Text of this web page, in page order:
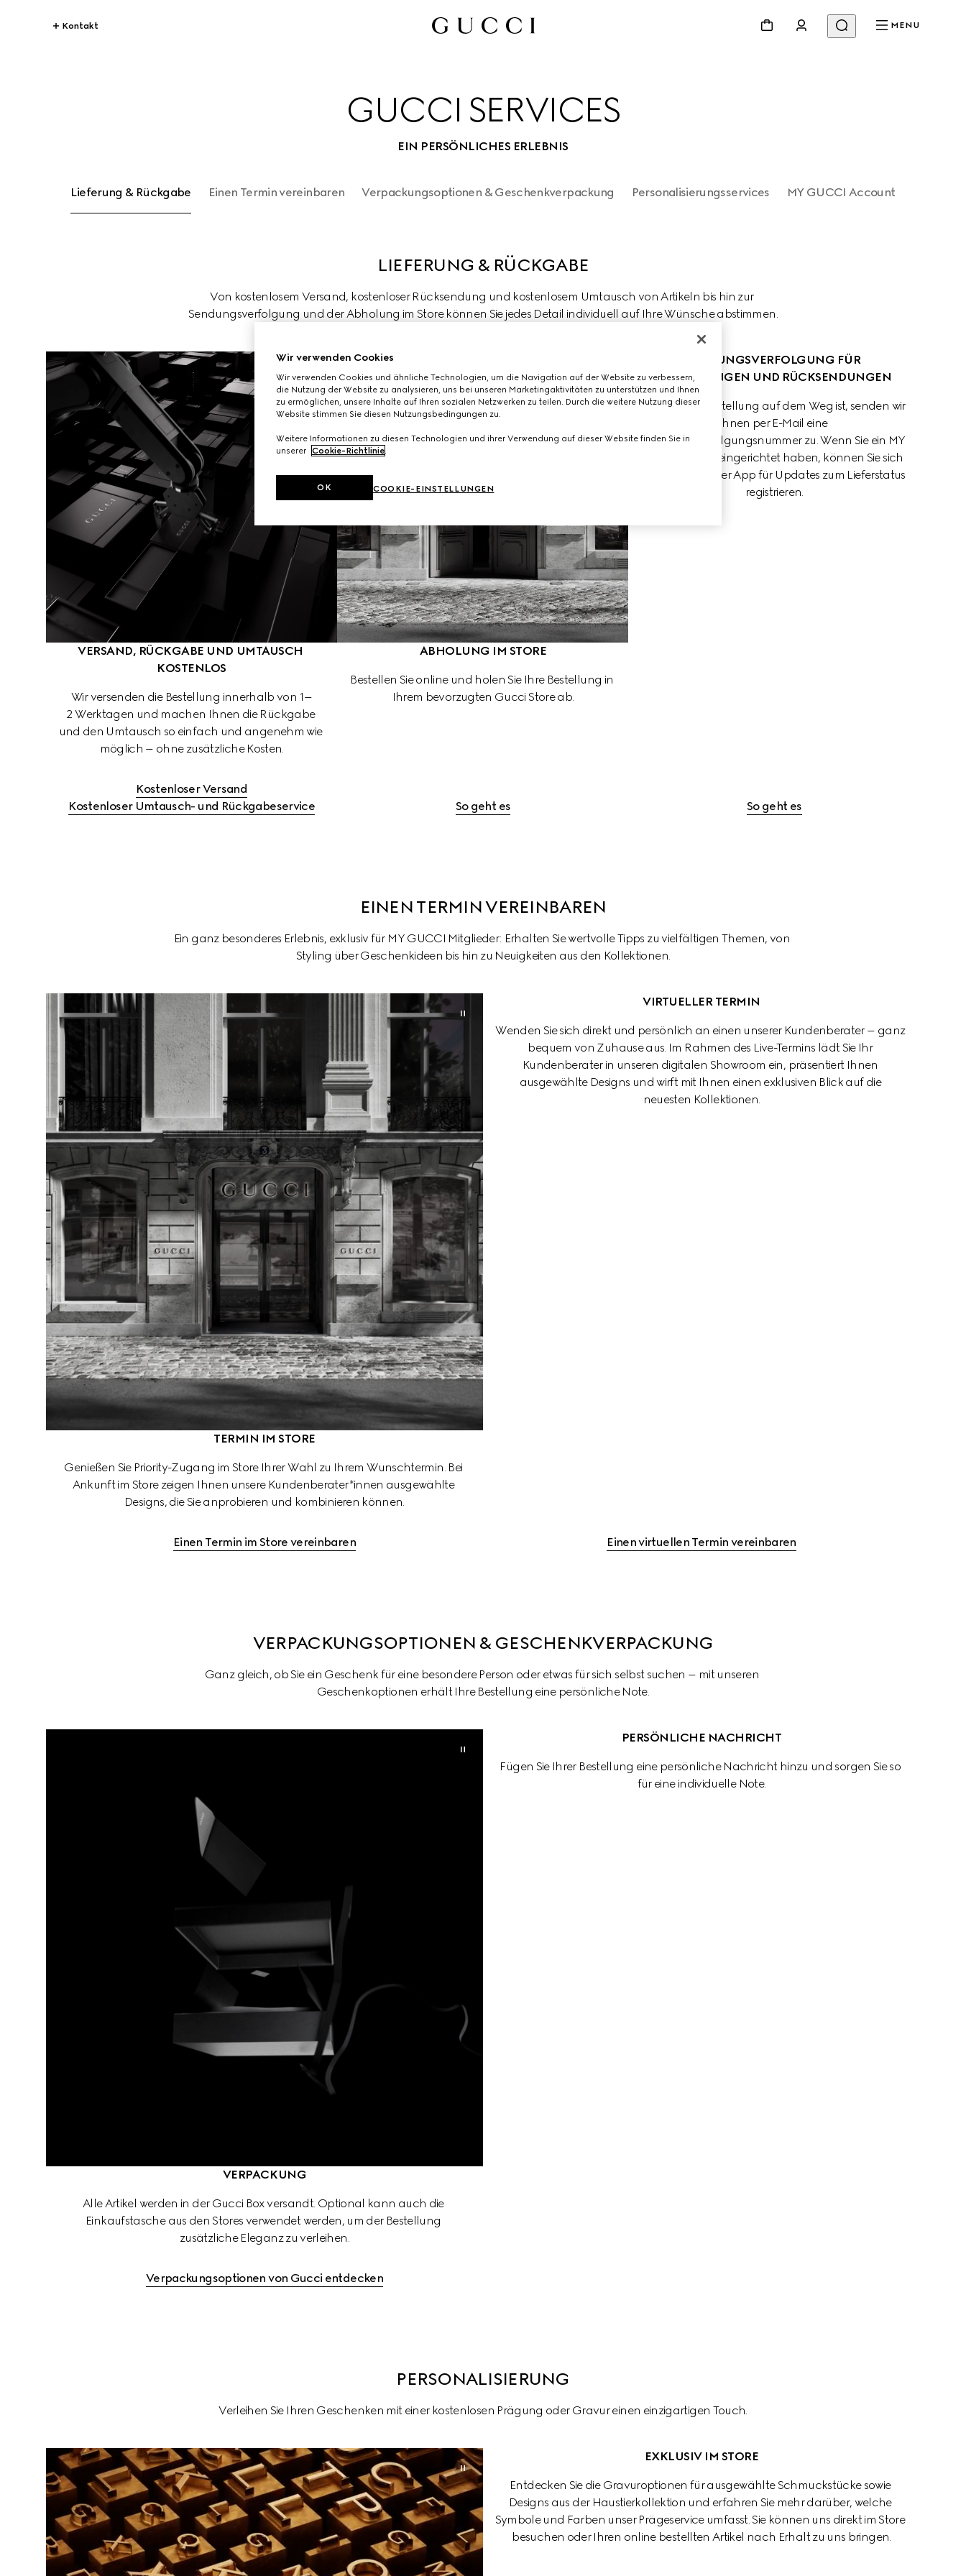
Kontakt MENU
GUCCI SERVICES
EIN PERSÖNLICHES ERLEBNIS
Lieferung & Rückgabe Einen Termin vereinbaren Verpackungsoptionen & Geschenkverpackung Personalisierungsservices MY GUCCI Account
LIEFERUNG & RÜCKGABE
Von kostenlosem Versand, kostenloser Rücksendung und kostenlosem Umtausch von Artikeln bis hin zur
Sendungsverfolgung und der Abholung im Store können Sie jedes Detail individuell auf Ihre Wünsche abstimmen.
VERSAND, RÜCKGABE UND UMTAUSCH
KOSTENLOS
Wir versenden die Bestellung innerhalb von 1–
2 Werktagen und machen Ihnen die Rückgabe
und den Umtausch so einfach und angenehm wie
möglich – ohne zusätzliche Kosten.
Kostenloser Versand
Kostenloser Umtausch- und Rückgabeservice
ABHOLUNG IM STORE
Bestellen Sie online und holen Sie Ihre Bestellung in
Ihrem bevorzugten Gucci Store ab.
So geht es
SENDUNGSVERFOLGUNG FÜR
BESTELLUNGEN UND RÜCKSENDUNGEN
Sobald Ihre Bestellung auf dem Weg ist, senden wir
Ihnen per E-Mail eine
Sendungsverfolgungsnummer zu. Wenn Sie ein MY
GUCCI Konto eingerichtet haben, können Sie sich
online oder in der App für Updates zum Lieferstatus
registrieren.
So geht es
EINEN TERMIN VEREINBAREN
Ein ganz besonderes Erlebnis, exklusiv für MY GUCCI Mitglieder: Erhalten Sie wertvolle Tipps zu vielfältigen Themen, von
Styling über Geschenkideen bis hin zu Neuigkeiten aus den Kollektionen.
TERMIN IM STORE
Genießen Sie Priority-Zugang im Store Ihrer Wahl zu Ihrem Wunschtermin. Bei
Ankunft im Store zeigen Ihnen unsere Kundenberater*innen ausgewählte
Designs, die Sie anprobieren und kombinieren können.
Einen Termin im Store vereinbaren
VIRTUELLER TERMIN
Wenden Sie sich direkt und persönlich an einen unserer Kundenberater – ganz
bequem von Zuhause aus. Im Rahmen des Live-Termins lädt Sie Ihr
Kundenberater in unseren digitalen Showroom ein, präsentiert Ihnen
ausgewählte Designs und wirft mit Ihnen einen exklusiven Blick auf die
neuesten Kollektionen.
Einen virtuellen Termin vereinbaren
VERPACKUNGSOPTIONEN & GESCHENKVERPACKUNG
Ganz gleich, ob Sie ein Geschenk für eine besondere Person oder etwas für sich selbst suchen – mit unseren
Geschenkoptionen erhält Ihre Bestellung eine persönliche Note.
VERPACKUNG
Alle Artikel werden in der Gucci Box versandt. Optional kann auch die
Einkaufstasche aus den Stores verwendet werden, um der Bestellung
zusätzliche Eleganz zu verleihen.
Verpackungsoptionen von Gucci entdecken
PERSÖNLICHE NACHRICHT
Fügen Sie Ihrer Bestellung eine persönliche Nachricht hinzu und sorgen Sie so
für eine individuelle Note.
PERSONALISIERUNG
Verleihen Sie Ihren Geschenken mit einer kostenlosen Prägung oder Gravur einen einzigartigen Touch.
EXKLUSIV IM STORE
Entdecken Sie die Gravuroptionen für ausgewählte Schmuckstücke sowie
Designs aus der Haustierkollektion und erfahren Sie mehr darüber, welche
Symbole und Farben unser Prägeservice umfasst. Sie können uns direkt im Store
besuchen oder Ihren online bestellten Artikel nach Erhalt zu uns bringen.
Wir verwenden Cookies
Wir verwenden Cookies und ähnliche Technologien, um die Navigation auf der Website zu verbessern,
die Nutzung der Website zu analysieren, uns bei unseren Marketingaktivitäten zu unterstützen und Ihnen
zu ermöglichen, unsere Inhalte auf Ihren sozialen Netzwerken zu teilen. Durch die weitere Nutzung dieser
Website stimmen Sie diesen Nutzungsbedingungen zu.
Weitere Informationen zu diesen Technologien und ihrer Verwendung auf dieser Website finden Sie in
unserer Cookie-Richtlinie.
COOKIE-EINSTELLUNGEN
OK